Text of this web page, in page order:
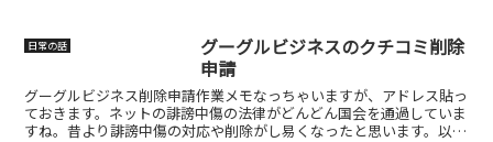
福岡も久し振りに歩くエリアの変化が著
しいのですが、美野島のミ...
日常の話
グーグルビジネスのクチコミ削除
申請
グーグルビジネス削除申請作業メモなっちゃいますが、アドレス貼っ
ておきます。ネットの誹謗中傷の法律がどんどん国会を通過していま
すね。昔より誹謗中傷の対応や削除がし易くなったと思います。以前